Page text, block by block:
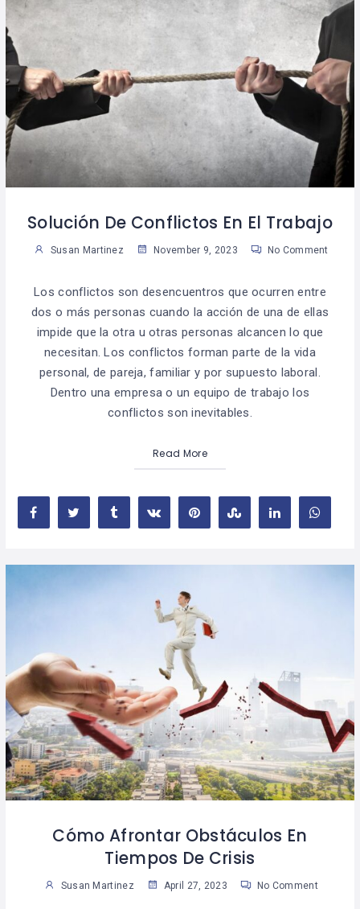
Solución De Conflictos En El Trabajo
Susan Martinez November 9, 2023 No Comment
Los conflictos son desencuentros que ocurren entre
dos o más personas cuando la acción de una de ellas
impide que la otra u otras personas alcancen lo que
necesitan. Los conflictos forman parte de la vida
personal, de pareja, familiar y por supuesto laboral.
Dentro una empresa o un equipo de trabajo los
conflictos son inevitables.
Read More
Cómo Afrontar Obstáculos En
Tiempos De Crisis
Susan Martinez April 27, 2023 No Comment